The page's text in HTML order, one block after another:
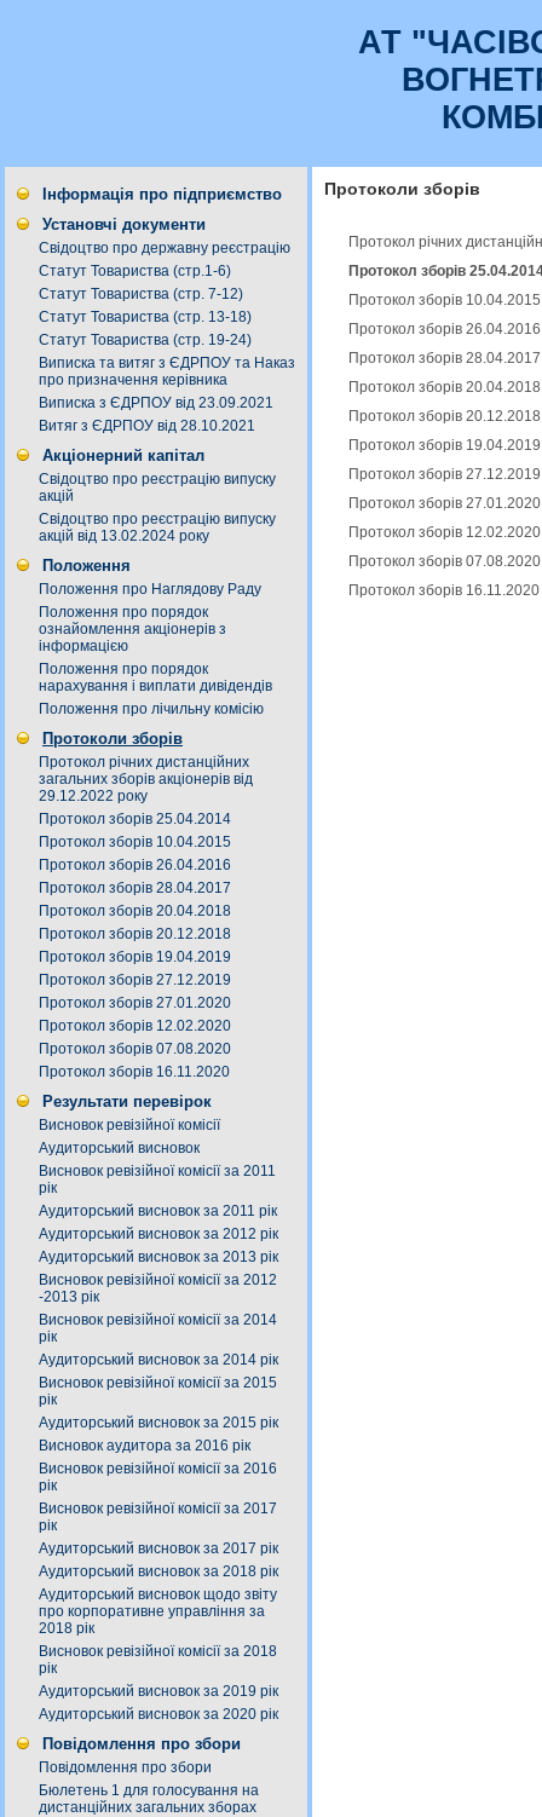
АТ
Інформація про підприємство
Установчі документи
Свідоцтво про державну реєстрацію
Статут Товариства (стр.1-6)
Статут Товариства (стр. 7-12)
Статут Товариства (стр. 13-18)
Статут Товариства (стр. 19-24)
Виписка та витяг з ЄДРПОУ та Наказ
про призначення керівника
Виписка з ЄДРПОУ від 23.09.2021
Витяг з ЄДРПОУ від 28.10.2021
Акціонерний капітал
Свідоцтво про реєстрацію випуску
акцій
Свідоцтво про реєстрацію випуску
акцій від 13.02.2024 року
Положення
Положення про Наглядову Раду
Положення про порядок
ознайомлення акціонерів з
інформацією
Положення про порядок
нарахування і виплати дивідендів
Положення про лічильну комісію
Протоколи зборів
Протокол річних дистанційних
загальних зборів акціонерів від
29.12.2022 року
Протокол зборів 25.04.2014
Протокол зборів 10.04.2015
Протокол зборів 26.04.2016
Протокол зборів 28.04.2017
Протокол зборів 20.04.2018
Протокол зборів 20.12.2018
Протокол зборів 19.04.2019
Протокол зборів 27.12.2019
Протокол зборів 27.01.2020
Протокол зборів 12.02.2020
Протокол зборів 07.08.2020
Протокол зборів 16.11.2020
Результати перевірок
Висновок ревізійної комісії
Аудиторський висновок
Висновок ревізійної комісії за 2011
рік
Аудиторський висновок за 2011 рік
Аудиторський висновок за 2012 рік
Аудиторський висновок за 2013 рік
Висновок ревізійної комісії за 2012
-2013 рік
Висновок ревізійної комісії за 2014
рік
Аудиторський висновок за 2014 рік
Висновок ревізійної комісії за 2015
рік
Аудиторський висновок за 2015 рік
Висновок аудитора за 2016 рік
Висновок ревізійної комісії за 2016
рік
Висновок ревізійної комісії за 2017
рік
Аудиторський висновок за 2017 рік
Аудиторський висновок за 2018 рік
Аудиторський висновок щодо звіту
про корпоративне управління за
2018 рік
Висновок ревізійної комісії за 2018
рік
Аудиторський висновок за 2019 рік
Аудиторський висновок за 2020 рік
Повідомлення про збори
Повідомлення про збори
Бюлетень 1 для голосування на
дистанційних загальних зборах
Протоколи зборів
Протокол річних
Протокол зборів
Протокол зборів
Протокол зборів
Протокол зборів
Протокол зборів
Протокол зборів
Протокол зборів
Протокол зборів
Протокол зборів
Протокол зборів
Протокол зборів
Протокол зборів